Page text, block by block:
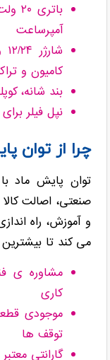
آمپرساعت
کامیون و
بند شانه، کوپلر
نپل فیلر
چرا از توان
توان پایش ماد
صنعتی، اصالت
و آموزش، راه
می کند تا
مشاوره ی
کاری
موجودی
توقف ها